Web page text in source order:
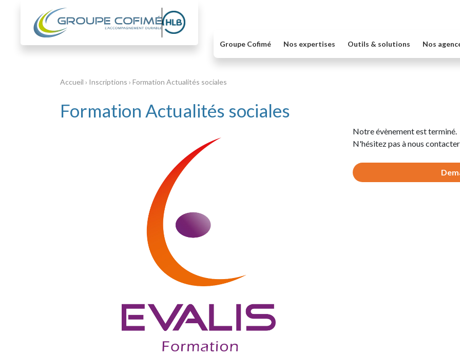
Groupe Cofimé Nos expertises Outils & solutions Nos
Accueil › Inscriptions › Formation Actualités sociales
Formation Actualités sociales
Notre évènement est terminé.
N'hésitez pas à nous